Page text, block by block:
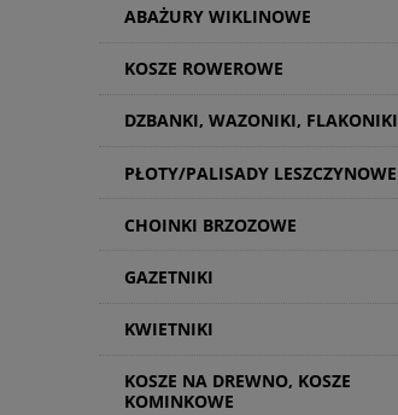
ABAŻURY WIKLINOWE
KOSZE ROWEROWE
DZBANKI, WAZONIKI, FLAKONIKI
PŁOTY/PALISADY LESZCZYNOWE
CHOINKI BRZOZOWE
GAZETNIKI
KWIETNIKI
KOSZE NA DREWNO, KOSZE
KOMINKOWE